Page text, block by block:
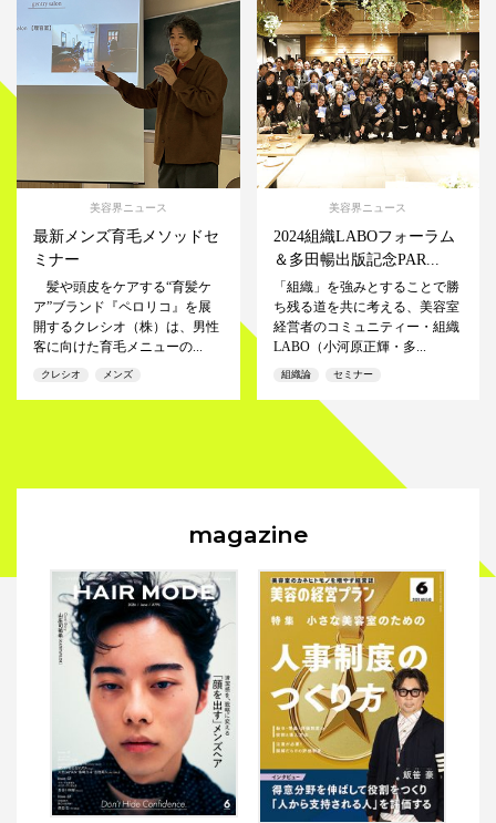
美容界ニュース
最新メンズ育毛メソッドセ
ミナー
髪や頭皮をケアする“育髪ケ
ア”ブランド『ペロリコ』を展
開するクレシオ（株）は、男性
客に向けた育毛メニューの...
クレシオ メンズ
美容界ニュース
2024組織LABOフォーラム
＆多田暢出版記念PAR...
「組織」を強みとすることで勝
ち残る道を共に考える、美容室
経営者のコミュニティー・組織
LABO（小河原正輝・多...
組織論 セミナー
magazine